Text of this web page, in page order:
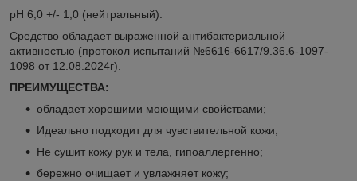
рН 6,0 +/- 1,0 (нейтральный).
Средство обладает выраженной антибактериальной
активностью (протокол испытаний №6616-6617/9.36.6-1097-
1098 от 12.08.2024г).
ПРЕИМУЩЕСТВА:
обладает хорошими моющими свойствами;
Идеально подходит для чувствительной кожи;
Не сушит кожу рук и тела, гипоаллергенно;
бережно очищает и увлажняет кожу;